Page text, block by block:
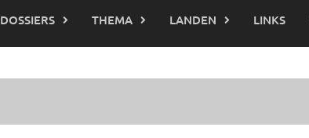
DOSSIERS THEMA LANDEN LINKS